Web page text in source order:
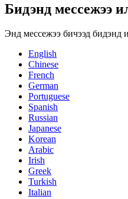
Бидэнд мессежээ
Энд мессежээ бичээд бидэнд
English
Chinese
French
German
Portuguese
Spanish
Russian
Japanese
Korean
Arabic
Irish
Greek
Turkish
Italian